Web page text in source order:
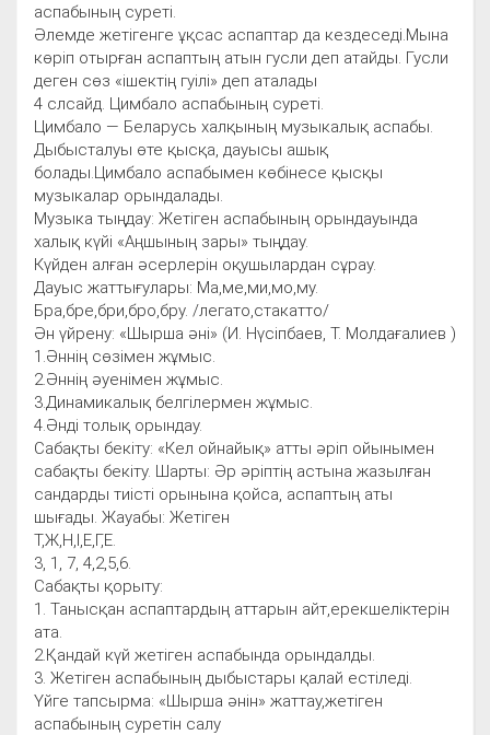
аспабының суреті.
Әлемде жетігенге ұқсас аспаптар да кездеседі.Мына
көріп отырған аспаптың атын гусли деп атайды. Гусли
деген сөз «ішектің гуілі» деп аталады
4 слсайд. Цимбало аспабының суреті.
Цимбало — Беларусь халқының музыкалық аспабы.
Дыбысталуы өте қысқа, дауысы ашық
болады.Цимбало аспабымен көбінесе қысқы
музыкалар орындалады.
Музыка тыңдау: Жетіген аспабының орындауында
халық күйі «Аңшының зары» тыңдау.
Күйден алған әсерлерін оқушылардан сұрау.
Дауыс жаттығулары: Ма,ме,ми,мо,му.
Бра,бре,бри,бро,бру. /легато,стакатто/
Ән үйрену: «Шырша әні» (И. Нүсіпбаев, Т. Молдағалиев )
1.Әннің сөзімен жұмыс.
2.Әннің әуенімен жұмыс.
3.Динамикалық белгілермен жұмыс.
4.Әнді толық орындау.
Сабақты бекіту: «Кел ойнайық» атты әріп ойынымен
сабақты бекіту. Шарты: Әр әріптің астына жазылған
сандарды тиісті орынына қойса, аспаптың аты
шығады. Жауабы: Жетіген
Т,Ж,Н,І,Е,Г,Е.
3, 1, 7, 4,2,5,6.
Сабақты қорыту:
1. Танысқан аспаптардың аттарын айт,ерекшеліктерін
ата.
2.Қандай күй жетіген аспабында орындалды.
3. Жетіген аспабының дыбыстары қалай естіледі.
Үйге тапсырма: «Шырша әнін» жаттау,жетіген
аспабының суретін салу